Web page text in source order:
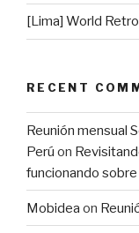
[Lima] World
RECENT
Reunión mensual
Perú on
funcionando
Mobidea on